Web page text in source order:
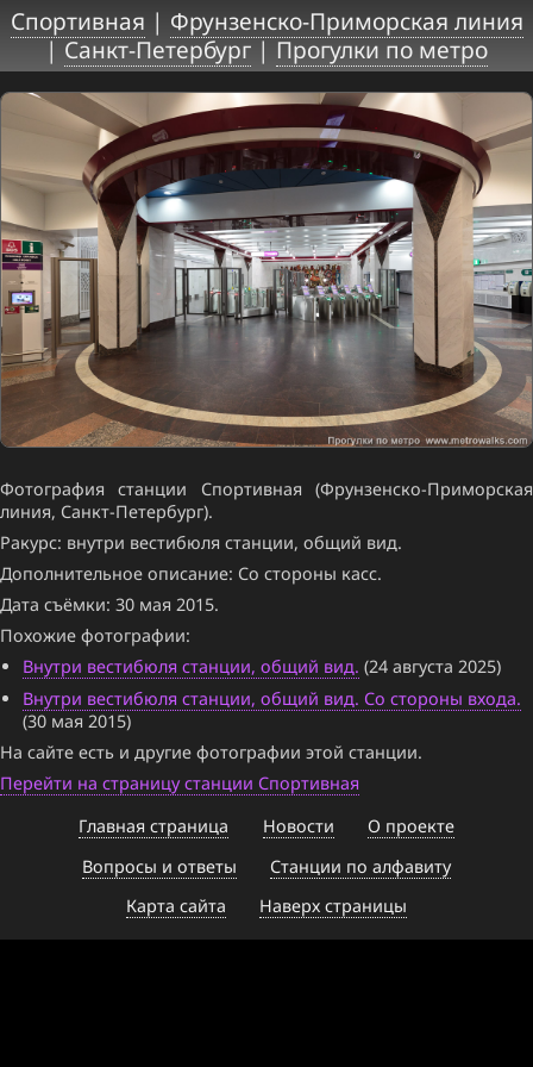
Спортивная | Фрунзенско-Приморская линия
|Санкт-Петербург|Прогулки по метро
Фотография станции Спортивная (Фрунзенско-Приморская
линия, Санкт-Петербург).
Ракурс: внутри вестибюля станции, общий вид.
Дополнительное описание: Со стороны касс.
Дата съёмки: 30 мая 2015.
Похожие фотографии:
Внутри вестибюля станции, общий вид. (24 августа 2025)
Внутри вестибюля станции, общий вид. Со стороны входа.
(30 мая 2015)
На сайте есть и другие фотографии этой станции.
Перейти на страницу станции Спортивная
Главная страница
Новости
О проекте
Вопросы и ответы
Станции по алфавиту
Карта сайта
Наверх страницы